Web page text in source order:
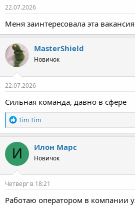
Меня заинтересовала эта вакансия
MasterShield
Сильная команда, давно в сфере
Р
а
к
и
:
Tim Tim
И Илон Марс
Четверг в 18:21